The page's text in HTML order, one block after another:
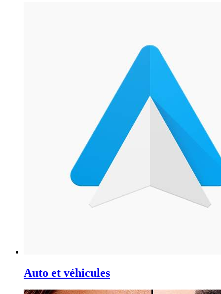
Auto et véhicules